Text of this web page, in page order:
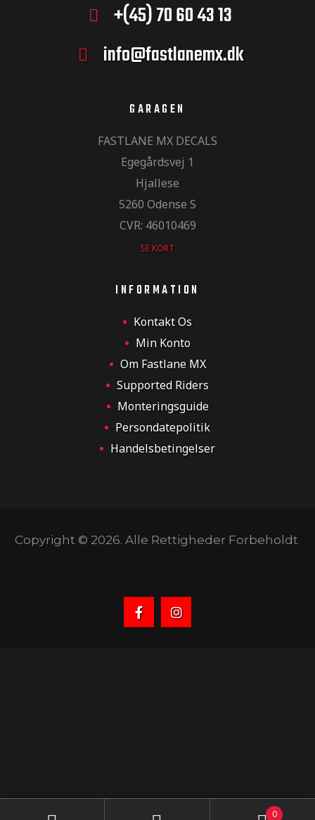
+(45) 70 60 43 13
info@fastlanemx.dk
GARAGEN
FASTLANE MX DECALS
Egegårdsvej 1
Hjallese
5260 Odense S
CVR: 46010469
SE KORT
INFORMATION
Kontakt Os
Min Konto
Om Fastlane MX
Supported Riders
Monteringsguide
Persondatepolitik
Handelsbetingelser
Copyright © 2026. Alle Rettigheder Forbeholdt
0